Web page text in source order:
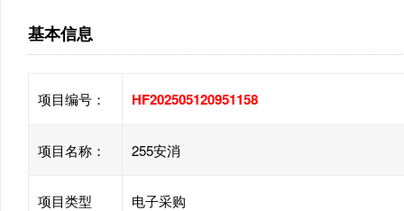
基本信息
项目编号： HF202505120951158
项目名称： 255安消
项目类型 电子采购